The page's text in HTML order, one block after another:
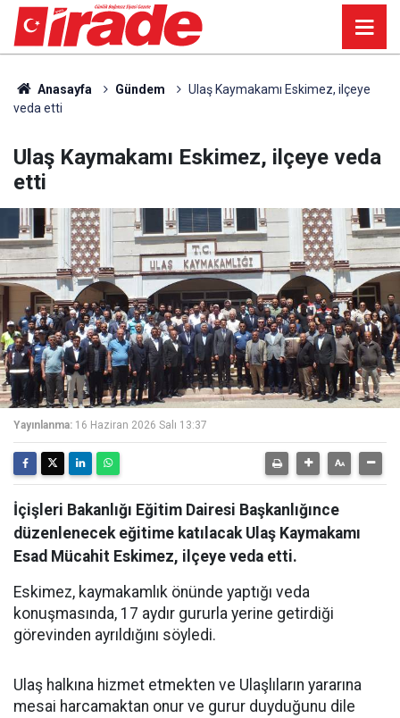
Anasayfa Gündem
Ulaş Kaymakamı Eskimez, ilçeye
veda etti
Ulaş Kaymakamı Eskimez, ilçeye veda
etti
Yayınlanma: 16 Haziran 2026 Salı 13:37
İçişleri Bakanlığı Eğitim Dairesi Başkanlığınce
düzenlenecek eğitime katılacak Ulaş Kaymakamı
Esad Mücahit Eskimez, ilçeye veda etti.
Eskimez, kaymakamlık önünde yaptığı veda
konuşmasında, 17 aydır gururla yerine getirdiği
görevinden ayrıldığını söyledi.
Ulaş halkına hizmet etmekten ve Ulaşlıların yararına
mesai harcamaktan onur ve gurur duyduğunu dile